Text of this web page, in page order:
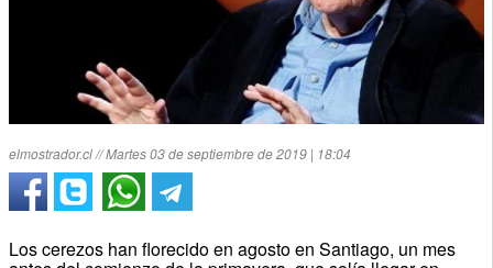
elmostrador.cl // Martes 03 de septiembre de 2019 | 18:04
Los cerezos han florecido en agosto en Santiago, un mes